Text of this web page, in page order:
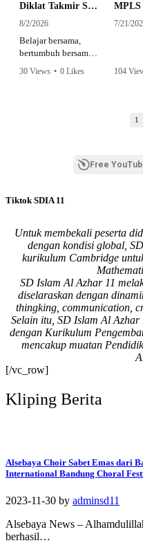
Diklat Takmir SDI Al Azhar 11 Surabaya
8/2/2026
Belajar bersama,
bertumbuh bersama,
amanah.
mencetak pemimpin-
bertanggung jawab,
dengan penuh
keikhlasan.
Bismillah, semoga
setiap langkah
menjadi ladang
kebaikan🌱
#SDIAIAzhar11Surab
aya #DiklatTakmir
#PemimpinMuda
#Berakhlak Mulia
#surabaya #sekolah
#sekolahsurabaya
30 Views • 0 Likes
7/21/
104
1
Free
Tiktok SDIA 11
Untuk membekali peserta
dengan kondisi global,
kurikulum Cambridge
SD Islam Al Azhar 11
diselaraskan dengan
thingking, communication,
Selain itu, SD Islam Al
dengan Kurikulum
mencakup muatan
[/vc_row]
Kliping Berita
Alsebaya Choir Sabet Emas dari
International Bandung Choral
2023-11-30 by adminsd11
Alsebaya News –
berhasil…